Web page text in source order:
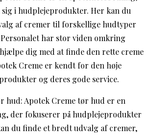
i hudplejeprodukter. Her kan du
af cremer til forskellige hudtyper
har stor viden omkring
dig med at finde den rette creme
Creme er kendt for den høje
og deres gode service.
hud: Apotek Creme tør hud er en
der fokuserer på hudplejeprodukter
du finde et bredt udvalg af cremer,